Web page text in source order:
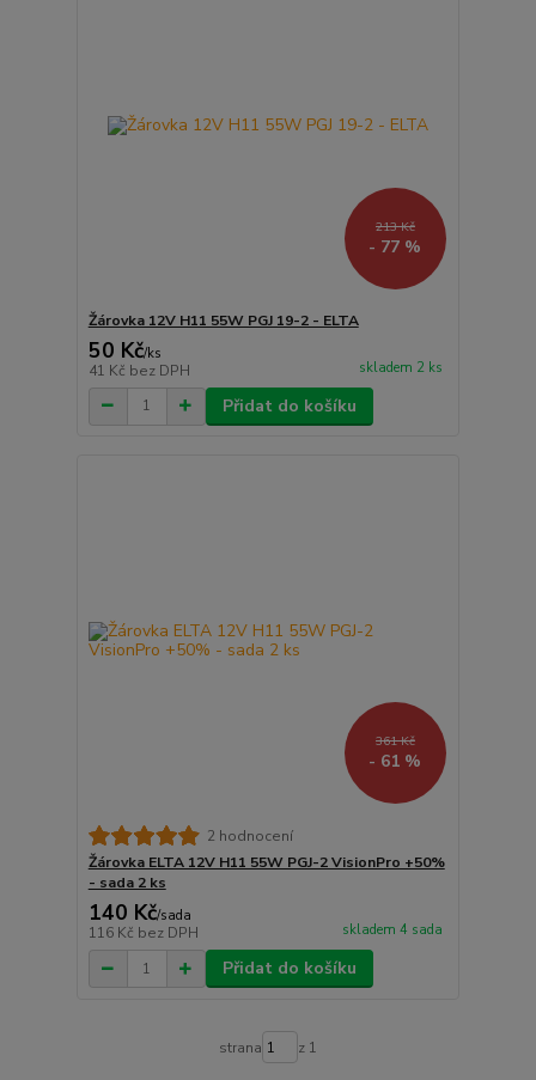
213 Kč
- 77 %
Žárovka 12V H11 55W PGJ 19-2 - ELTA
50 Kč/ks
41 Kč bez DPH skladem 2 ks
Přidat do košíku
361 Kč
- 61 %
2 hodnocení
Žárovka ELTA 12V H11 55W PGJ-2 VisionPro +50%
- sada 2 ks
140 Kč/sada
116 Kč bez DPH skladem 4 sada
Přidat do košíku
strana z 1